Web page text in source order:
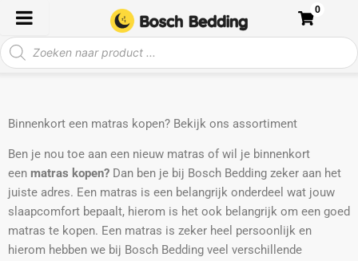
naar
de
inhoud
Producten
zoeken
0
Binnenkort een matras kopen? Bekijk ons assortiment
Ben je nou toe aan een nieuw matras of wil je binnenkort
een matras kopen? Dan ben je bij Bosch Bedding zeker aan het
juiste adres. Een matras is een belangrijk onderdeel wat jouw
slaapcomfort bepaalt, hierom is het ook belangrijk om een goed
matras te kopen. Een matras is zeker heel persoonlijk en
hierom hebben we bij Bosch Bedding veel verschillende